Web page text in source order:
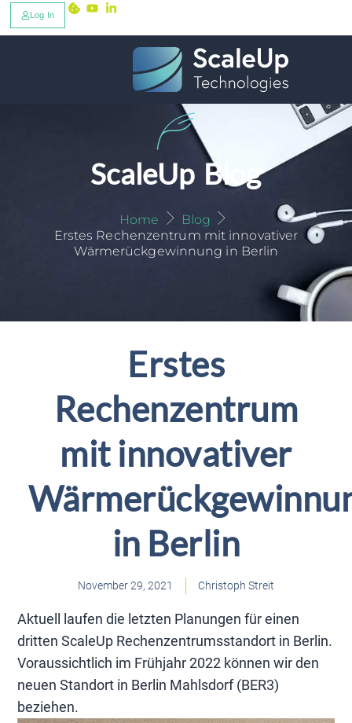
Log In
ScaleUp Blog
Home
Blog
Erstes Rechenzentrum mit innovativer
Wärmerückgewinnung in Berlin
Erstes
Rechenzentrum
mit innovativer
in Berlin
November 29, 2021 Christoph Streit
Aktuell laufen die letzten Planungen für einen
dritten ScaleUp Rechenzentrumsstandort in Berlin.
Voraussichtlich im Frühjahr 2022 können wir den
neuen Standort in Berlin Mahlsdorf (BER3)
beziehen.